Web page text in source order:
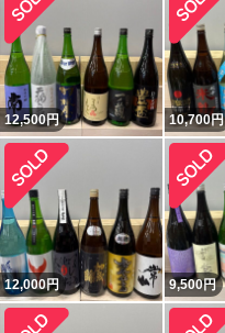
12,500円 10,700円
12,000円 9,500円